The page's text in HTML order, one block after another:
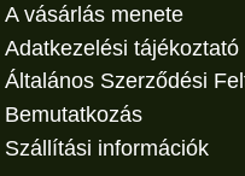
A vásárlás menete
Adatkezelési tájékoztató
Általános Szerződési
Bemutatkozás
Szállítási információk